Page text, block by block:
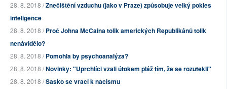
28. 8. 2018 /Znečištění vzduchu (jako v Praze) způsobuje velký pokles
inteligence
28. 8. 2018 /Proč Johna McCaina tolik amerických Republikánů tolik
nenávidělo?
28. 8. 2018 /Pomohla by psychoanalýza?
28. 8. 2018 /Novinky: "Uprchlíci vzali útokem pláž tím, že se rozutekli"
28. 8. 2018 /Sasko se vrací k nacismu